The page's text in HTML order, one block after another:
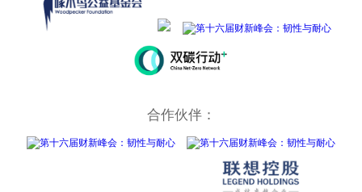
合作伙伴：